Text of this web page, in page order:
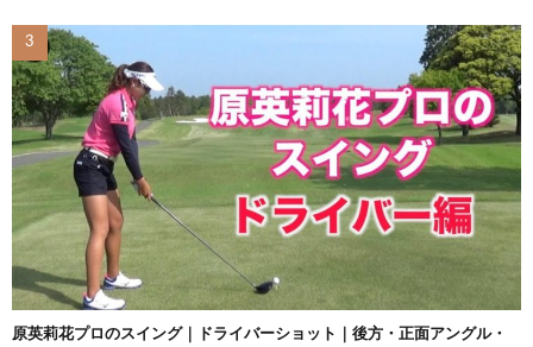
原英莉花プロのスイング｜ドライバーショット｜後方・正面アングル・